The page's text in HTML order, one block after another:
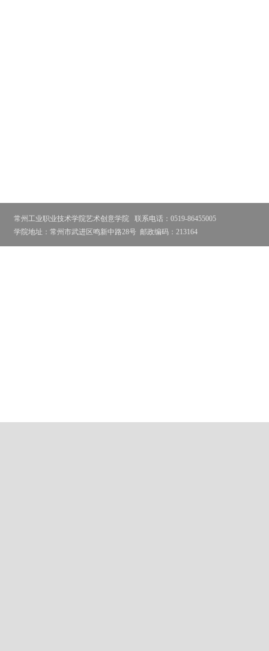
常州工业职业技术学院艺术创意学院
联系电话：0519-86455005
学院地址：常州市武进区鸣新中路28号 邮政编码：213164